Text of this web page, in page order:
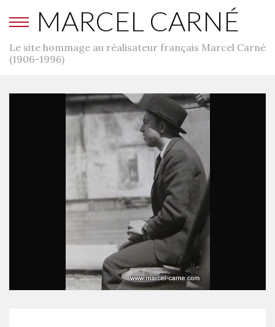
MARCEL CARNÉ
Le site hommage au réalisateur français Marcel Carné
(1906-1996)